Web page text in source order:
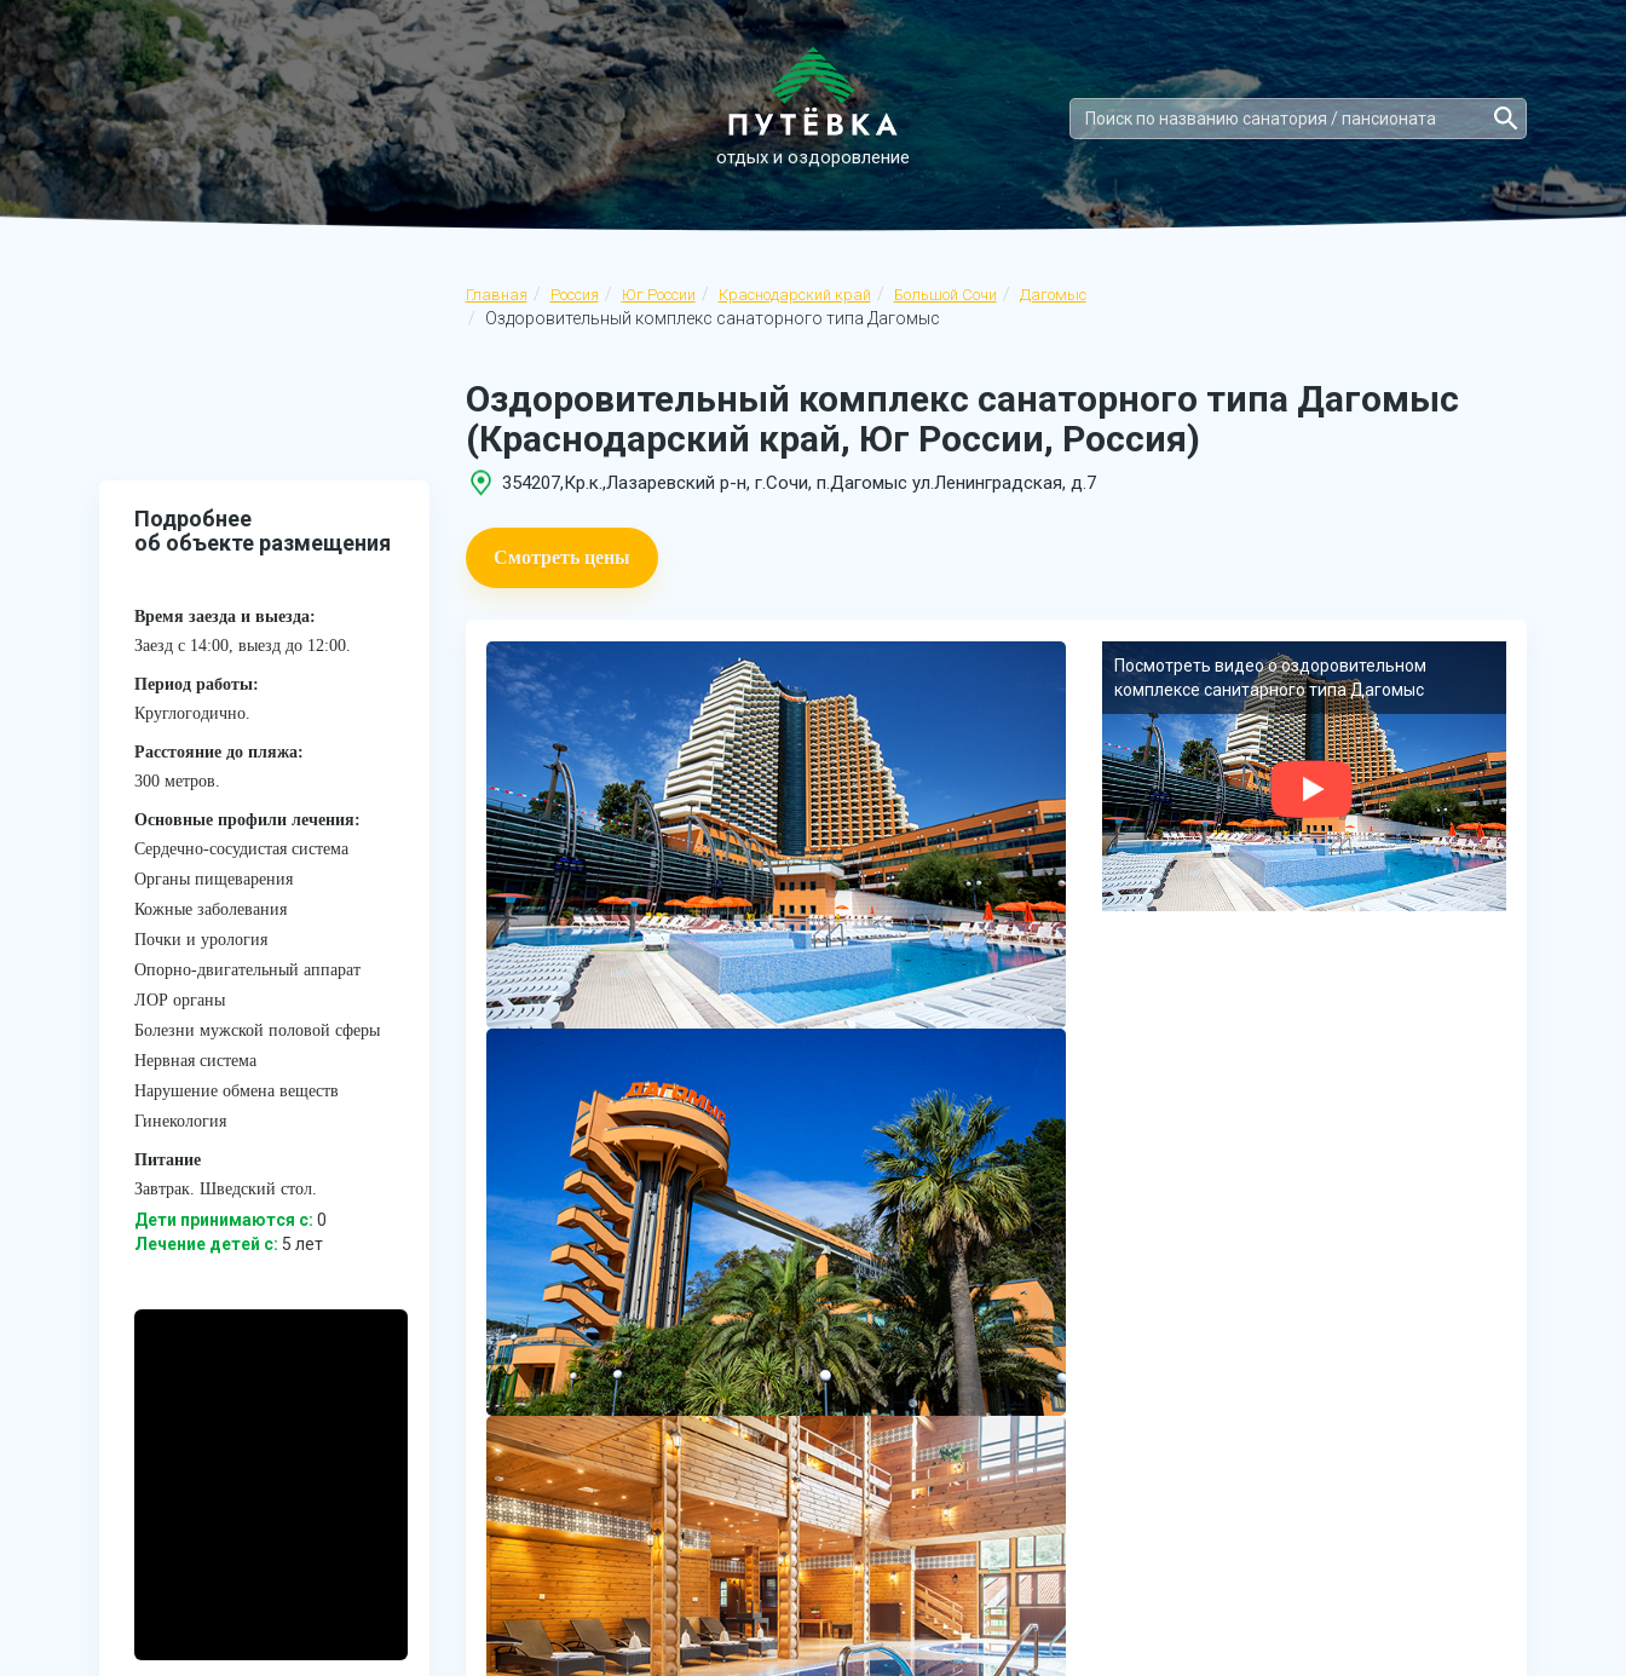
отдых и оздоровление
Главная Россия Юг России Краснодарский край Большой Сочи Дагомыс
Оздоровительный комплекс санаторного типа Дагомыс
Оздоровительный комплекс санаторного типа Дагомыс
(Краснодарский край, Юг России, Россия)
354207,Кр.к.,Лазаревский р-н, г.Сочи, п.Дагомыс ул.Ленинградская, д.7
Смотреть цены
Подробнее
об объекте размещения
Время заезда и выезда:
Заезд с 14:00, выезд до 12:00.
Период работы:
Круглогодично.
Расстояние до пляжа:
300 метров.
Основные профили лечения:
Сердечно-сосудистая система
Органы пищеварения
Кожные заболевания
Почки и урология
Опорно-двигательный аппарат
ЛОР органы
Болезни мужской половой сферы
Нервная система
Нарушение обмена веществ
Гинекология
Питание
Завтрак. Шведский стол.
Дети принимаются с: 0
Лечение детей c: 5 лет
Посмотреть видео о оздоровительном
комплексе санитарного типа Дагомыс